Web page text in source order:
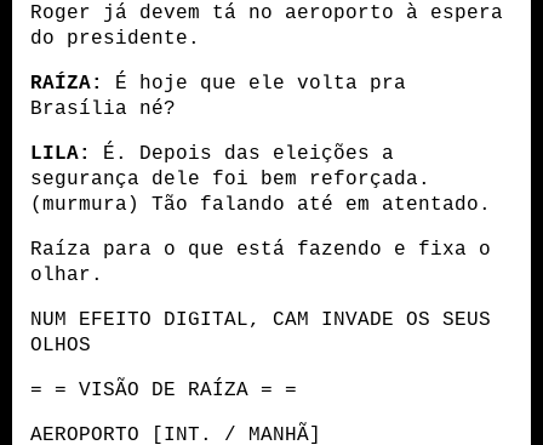
Roger já devem tá no aeroporto à espera
do presidente.
RAÍZA:
É hoje que ele volta pra
Brasília né?
LILA:
É. Depois das eleições a
segurança dele foi bem reforçada.
(murmura) Tão falando até em atentado.
Raíza para o que está fazendo e fixa o
olhar.
NUM EFEITO DIGITAL, CAM INVADE OS SEUS
OLHOS
= = VISÃO DE RAÍZA = =
AEROPORTO [INT. / MANHÃ]